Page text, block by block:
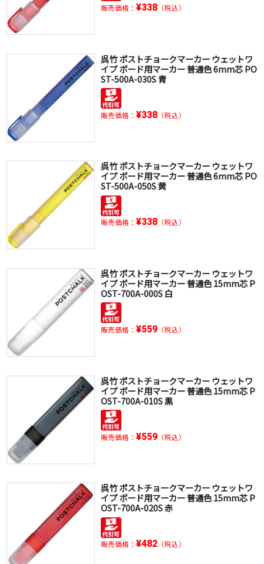
販売価格： ¥338（税込）
呉竹 ポストチョークマーカー ウェットワ
イプ ボード用マーカー 普通色 6mm芯 PO
ST-500A-030S 青
販売価格： ¥338（税込）
呉竹 ポストチョークマーカー ウェットワ
イプ ボード用マーカー 普通色 6mm芯 PO
ST-500A-050S 黄
販売価格： ¥338（税込）
呉竹 ポストチョークマーカー ウェットワ
イプ ボード用マーカー 普通色 15mm芯 P
OST-700A-000S 白
販売価格： ¥559（税込）
呉竹 ポストチョークマーカー ウェットワ
イプ ボード用マーカー 普通色 15mm芯 P
OST-700A-010S 黒
販売価格： ¥559（税込）
呉竹 ポストチョークマーカー ウェットワ
イプ ボード用マーカー 普通色 15mm芯 P
OST-700A-020S 赤
販売価格： ¥482（税込）